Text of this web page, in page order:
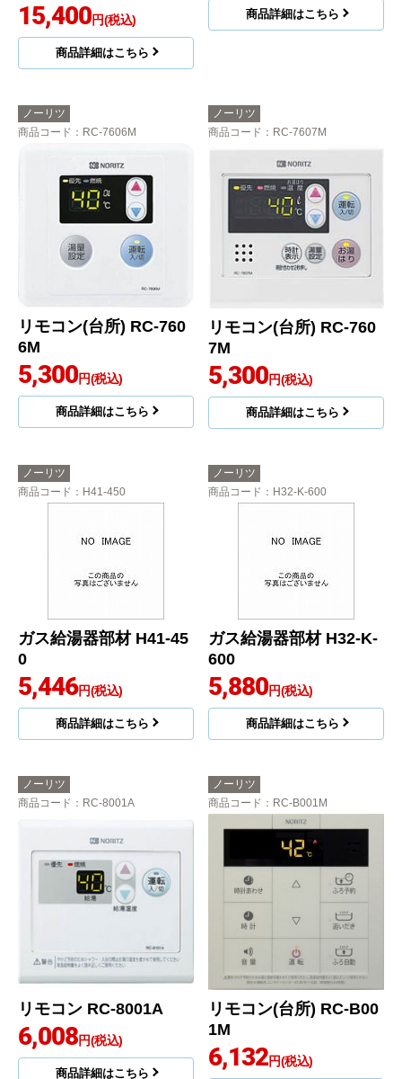
15,400円(税込)
商品詳細はこちら
商品詳細はこちら
ノーリツ
商品コード ：RC-7606M
リモコン(台所) RC-760
6M
5,300円(税込)
商品詳細はこちら
ノーリツ
商品コード ：RC-7607M
リモコン(台所) RC-760
7M
5,300円(税込)
商品詳細はこちら
ノーリツ
商品コード ：H41-450
ガス給湯器部材 H41-45
0
5,446円(税込)
商品詳細はこちら
ノーリツ
商品コード ：H32-K-600
ガス給湯器部材 H32-K-
600
5,880円(税込)
商品詳細はこちら
ノーリツ
商品コード ：RC-8001A
リモコン RC-8001A
6,008円(税込)
商品詳細はこちら
ノーリツ
商品コード ：RC-B001M
リモコン(台所) RC-B00
1M
6,132円(税込)